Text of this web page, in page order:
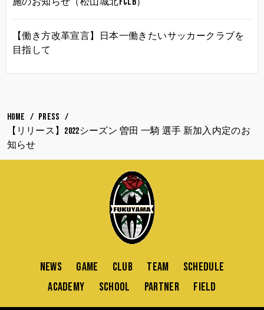
【働き方改革宣言】日本一働きたいサッカークラブを
目指して
HOME
PRESS
【リリース】2022シーズン 曽田 一騎 選手 新加入内定のお
知らせ
NEWS GAME CLUB TEAM
SCHEDULE
ACADEMY
SCHOOL PARTNER FIELD